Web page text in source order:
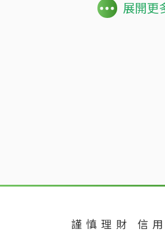
展開更
謹慎理財 信